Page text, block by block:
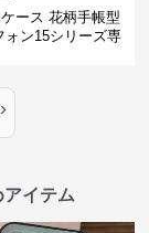
ース 花柄手帳型
ォン15シリーズ専
›
イテム